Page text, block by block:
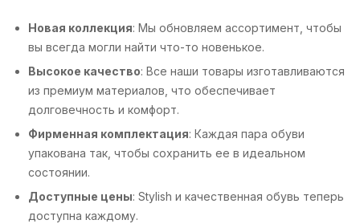
Новая коллекция: Мы обновляем ассортимент, чтобы
вы всегда могли найти что-то новенькое.
Высокое качество: Все наши товары изготавливаются
из премиум материалов, что обеспечивает
долговечность и комфорт.
Фирменная комплектация: Каждая пара обуви
упакована так, чтобы сохранить ее в идеальном
состоянии.
Доступные цены: Stylish и качественная обувь теперь
доступна каждому.